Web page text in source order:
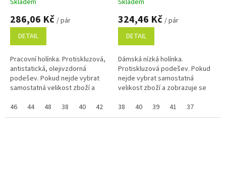
286,06 Kč / pár
DETAIL
Pracovní holínka. Protiskluzová,
antistatická, olejivzdorná
podešev. Pokud nejde vybrat
samostatná velikost zboží a
napište ji do poznámky na
konci...
46 44 48 38 40 42 39 41 43 45 37
324,46 Kč / pár
DETAIL
Dámská nízká holínka.
Protiskluzová podešev. Pokud
nejde vybrat samostatná
velikost zboží a zobrazuje se
poznámky na konci objednávky.
Využijte...
38 40 39 41 37